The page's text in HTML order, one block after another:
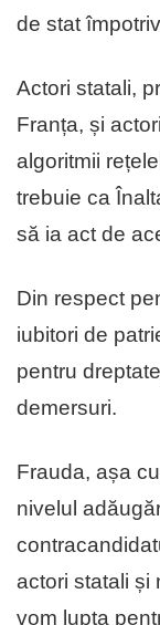
de stat
Actori statali,
Franța, și
algoritmii
trebuie ca
să ia act de
Din respect
iubitori de
pentru
demersuri.
Frauda, așa
nivelul
actori statali și
vom lupta